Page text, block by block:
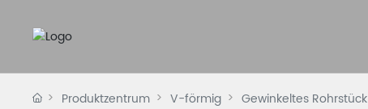
Produktzentrum V-förmig Gewinkeltes Rohrstück